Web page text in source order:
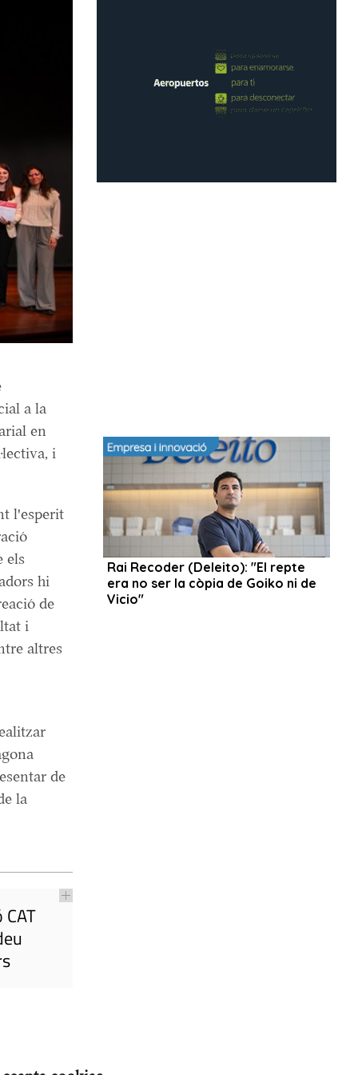
a la
en
i
l'esperit
els
hi
de
i
altres
de
la